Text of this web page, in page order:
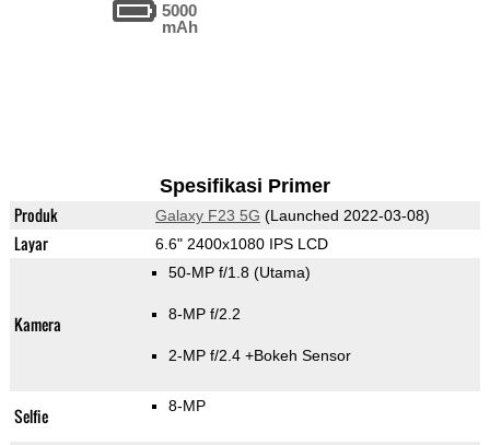
5000
mAh
Spesifikasi Primer
Produk Galaxy F23 5G (Launched 2022-03-08)
Layar 6.6" 2400x1080 IPS LCD
Kamera
50-MP f/1.8 (Utama)
8-MP f/2.2
2-MP f/2.4 +Bokeh Sensor
Selfie 8-MP